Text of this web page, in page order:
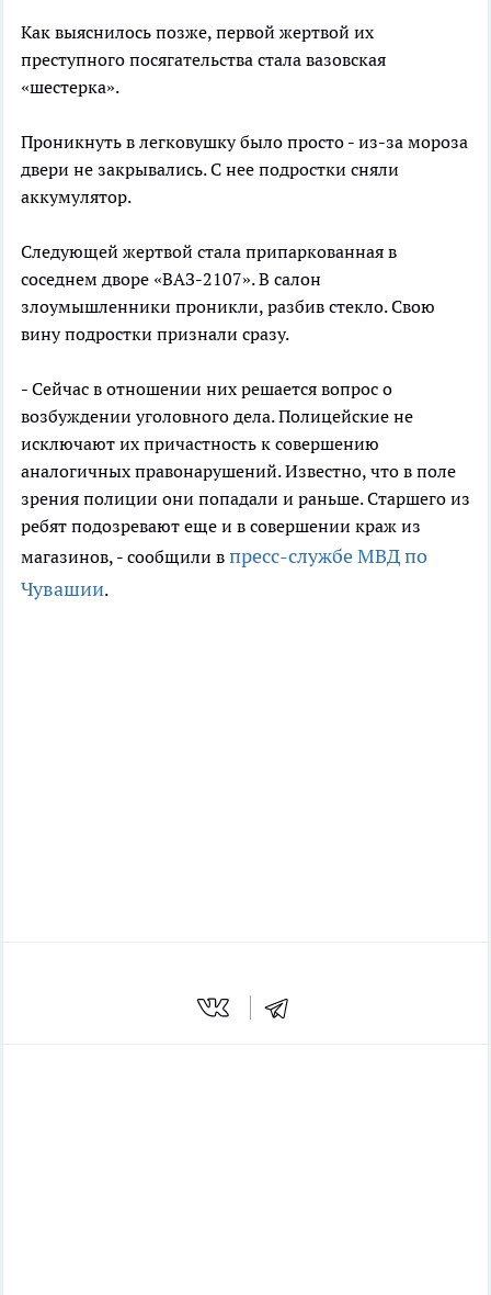
Как выяснилось позже, первой жертвой их
преступного посягательства стала вазовская
«шестерка».
Проникнуть в легковушку было просто - из-за мороза
двери не закрывались. С нее подростки сняли
аккумулятор.
Следующей жертвой стала припаркованная в
соседнем дворе «ВАЗ-2107». В салон
злоумышленники проникли, разбив стекло. Свою
вину подростки признали сразу.
- Сейчас в отношении них решается вопрос о
возбуждении уголовного дела. Полицейские не
исключают их причастность к совершению
аналогичных правонарушений. Известно, что в поле
зрения полиции они попадали и раньше. Старшего из
ребят подозревают еще и в совершении краж из
магазинов, - сообщили в пресс-службе МВД по
Чувашии.